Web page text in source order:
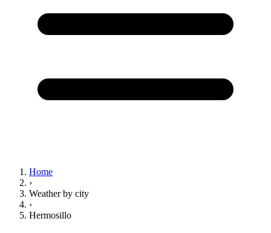
Home
›
Weather by city
›
Hermosillo